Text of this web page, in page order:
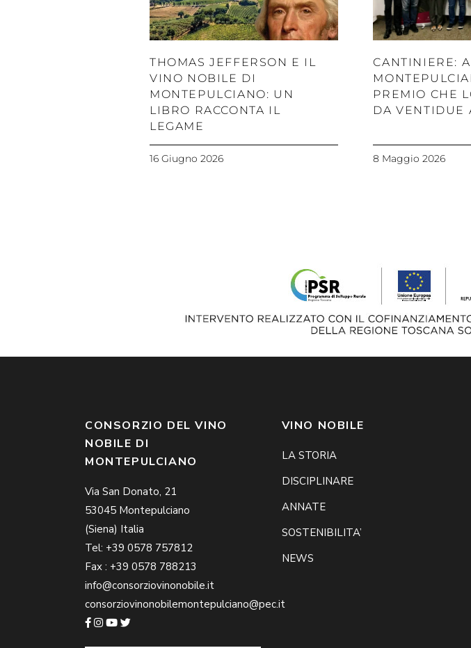
THOMAS JEFFERSON E IL
VINO NOBILE DI
MONTEPULCIANO: UN
LIBRO RACCONTA IL
LEGAME
16 Giugno 2026
CANTINIERE: A
PREMIO CHE
DA VENTIDUE
8 Maggio 2026
CONSORZIO DEL VINO
NOBILE DI
MONTEPULCIANO
Via San Donato, 21
53045 Montepulciano
(Siena) Italia
Tel: +39 0578 757812
Fax : +39 0578 788213
info@consorziovinonobile.it
consorziovinonobilemontepulciano@pec.it
VINO NOBILE
LA STORIA
DISCIPLINARE
ANNATE
SOSTENIBILITA’
NEWS